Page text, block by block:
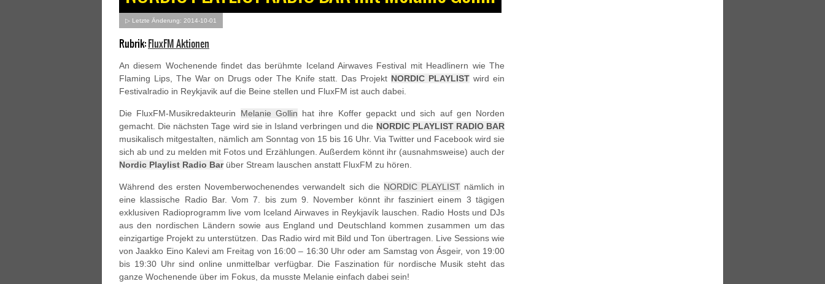
▷ Letzte Änderung: 2014-10-01
Rubrik:FluxFM Aktionen
An diesem Wochenende findet das berühmte Iceland Airwaves Festival mit Headlinern wie The
Flaming Lips, The War on Drugs oder The Knife statt. Das Projekt NORDIC PLAYLIST wird ein
Festivalradio in Reykjavik auf die Beine stellen und FluxFM ist auch dabei.
Die FluxFM-Musikredakteurin Melanie Gollin hat ihre Koffer gepackt und sich auf gen Norden
gemacht. Die nächsten Tage wird sie in Island verbringen und die NORDIC PLAYLIST RADIO BAR
musikalisch mitgestalten, nämlich am Sonntag von 15 bis 16 Uhr. Via Twitter und Facebook wird sie
sich ab und zu melden mit Fotos und Erzählungen. Außerdem könnt ihr (ausnahmsweise) auch der
Nordic Playlist Radio Barüber Stream lauschen anstatt FluxFM zu hören.
Während des ersten Novemberwochenendes verwandelt sich die NORDIC PLAYLISTnämlich in
eine klassische Radio Bar. Vom 7. bis zum 9. November könnt ihr fasziniert einem 3 tägigen
exklusiven Radioprogramm live vom Iceland Airwaves in Reykjavík lauschen. Radio Hosts und DJs
aus den nordischen Ländern sowie aus England und Deutschland kommen zusammen um das
einzigartige Projekt zu unterstützen. Das Radio wird mit Bild und Ton übertragen. Live Sessions wie
von Jaakko Eino Kalevi am Freitag von 16:00 – 16:30 Uhr oder am Samstag von Ásgeir, von 19:00
bis 19:30 Uhr sind online unmittelbar verfügbar. Die Faszination für nordische Musik steht das
ganze Wochenende über im Fokus, da musste Melanie einfach dabei sein!